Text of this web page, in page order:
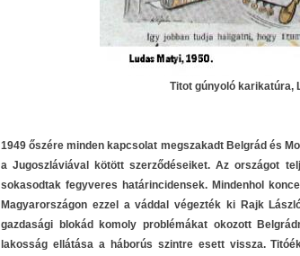
Titot gúnyoló karikatúra,
1949 őszére minden kapcsolat megszakadt Belgrád és
a Jugoszláviával kötött szerződéseiket. Az országot
sokasodtak fegyveres határincidensek. Mindenhol
Magyarországon ezzel a váddal végezték ki Rajk
gazdasági blokád komoly problémákat okozott
lakosság ellátása a háborús szintre esett vissza.